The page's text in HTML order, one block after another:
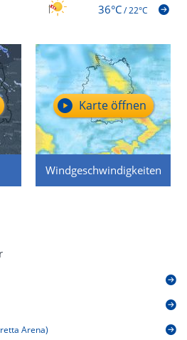
36°C/22°C
Windgeschwindigkeiten
Karte öffnen
Arena)